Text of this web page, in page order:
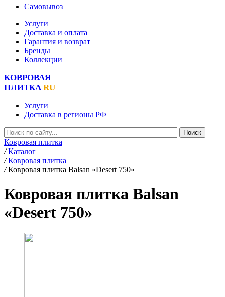
Самовывоз
Услуги
Доставка и оплата
Гарантия и возврат
Бренды
Коллекции
КОВРОВАЯ
ПЛИТКА RU
Услуги
Доставка в регионы РФ
Ковровая плитка
/ Каталог
/ Ковровая плитка
/ Ковровая плитка Balsan «Desert 750»
Ковровая плитка Balsan
«Desert 750»